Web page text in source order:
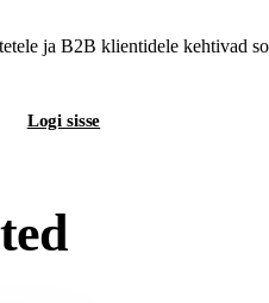
ja B2B klientidele kehtivad
Logi sisse